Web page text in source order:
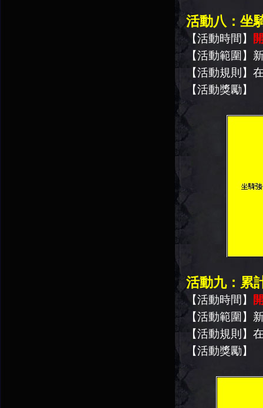
活動八：坐
【活動時間】
【活動範圍】
【活動規則】
【活動獎勵】
活動九：累
【活動時間】
【活動範圍】
【活動規則】
【活動獎勵】